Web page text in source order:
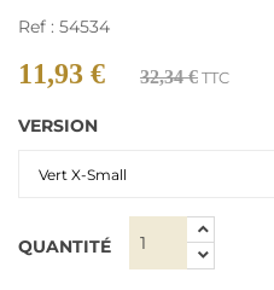
Ref : 54534
11,93 € 32,34 €TTC
VERSION
QUANTITÉ